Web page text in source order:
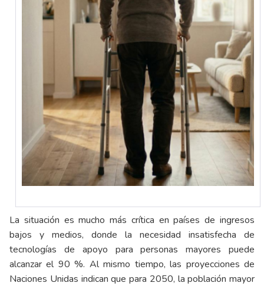
La situación es mucho más crítica en países de ingresos
bajos y medios, donde la necesidad insatisfecha de
tecnologías de apoyo para personas mayores puede
alcanzar el 90 %. Al mismo tiempo, las proyecciones de
Naciones Unidas indican que para 2050, la población mayor